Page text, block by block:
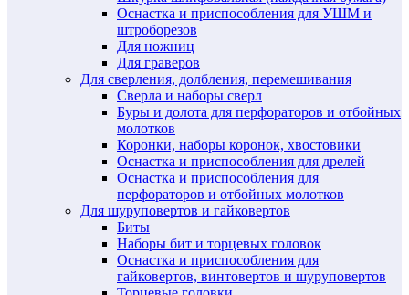
Оснастка и приспособления для УШМ и
штроборезов
Для ножниц
Для граверов
Для сверления, долбления, перемешивания
Сверла и наборы сверл
Буры и долота для перфораторов и отбойных
молотков
Коронки, наборы коронок, хвостовики
Оснастка и приспособления для дрелей
Оснастка и приспособления для
перфораторов и отбойных молотков
Для шуруповертов и гайковертов
Биты
Наборы бит и торцевых головок
Оснастка и приспособления для
гайковертов, винтовертов и шуруповертов